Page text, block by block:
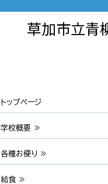
草加市立青
トップページ
学校概要 ≫
各種お便り ≫
給食 ≫